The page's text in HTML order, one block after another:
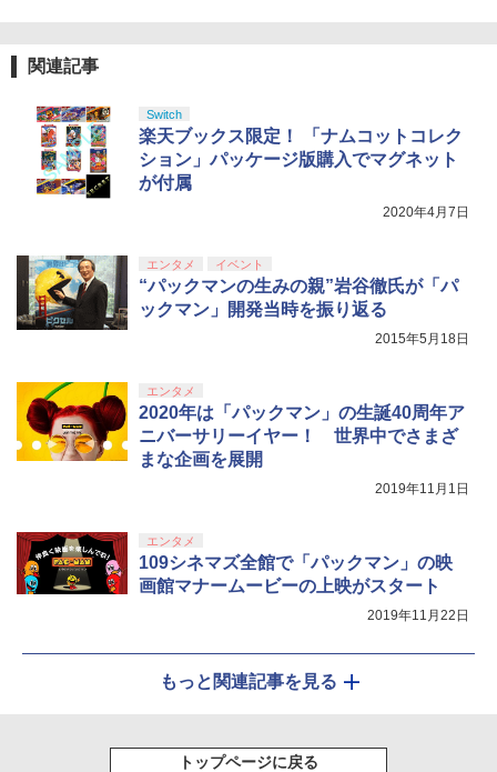
関連記事
Switch
楽天ブックス限定！ 「ナムコットコレク
ション」パッケージ版購入でマグネット
が付属
2020年4月7日
エンタメ イベント
“パックマンの生みの親”岩谷徹氏が「パ
ックマン」開発当時を振り返る
2015年5月18日
エンタメ
2020年は「パックマン」の生誕40周年ア
ニバーサリーイヤー！ 世界中でさまざ
まな企画を展開
2019年11月1日
エンタメ
109シネマズ全館で「パックマン」の映
画館マナームービーの上映がスタート
2019年11月22日
もっと関連記事を見る
トップページに戻る